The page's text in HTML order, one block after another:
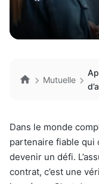
Mutuelle
Dans le monde
partenaire fiable qui
devenir un défi.
contrat, c’est une